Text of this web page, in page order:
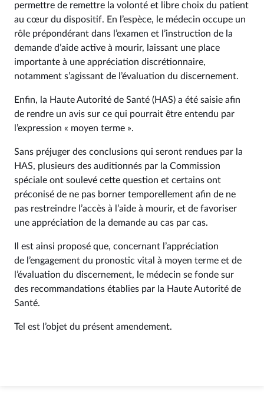
permettre de remettre la volonté et libre choix du patient
au cœur du dispositif. En l’espèce, le médecin occupe un
rôle prépondérant dans l’examen et l’instruction de la
demande d’aide active à mourir, laissant une place
importante à une appréciation discrétionnaire,
notamment s’agissant de l’évaluation du discernement.
Enfin, la Haute Autorité de Santé (HAS) a été saisie afin
de rendre un avis sur ce qui pourrait être entendu par
l’expression « moyen terme ».
Sans préjuger des conclusions qui seront rendues par la
HAS, plusieurs des auditionnés par la Commission
spéciale ont soulevé cette question et certains ont
préconisé de ne pas borner temporellement afin de ne
pas restreindre l’accès à l’aide à mourir, et de favoriser
une appréciation de la demande au cas par cas.
Il est ainsi proposé que, concernant l’appréciation
de l’engagement du pronostic vital à moyen terme et de
l’évaluation du discernement, le médecin se fonde sur
des recommandations établies par la Haute Autorité de
Santé.
Tel est l’objet du présent amendement.